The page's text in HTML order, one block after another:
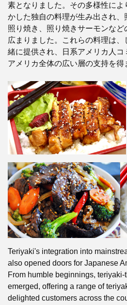
素となりました。その多様性に
かした独自の料理が生み出され
照り焼き、照り焼きサーモンな
広まりました。これらの料理は
緒に提供され、日系アメリカ人コ
アメリカ全体の広い層の支持を得
Teriyaki's integration into
also opened doors for Japanese
From humble beginnings,
emerged, offering a range of
delighted customers across the